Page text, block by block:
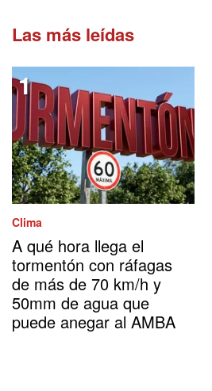
Las más leídas
Clima
A qué hora llega el
tormentón con ráfagas
de más de 70 km/h y
50mm de agua que
puede anegar al AMBA